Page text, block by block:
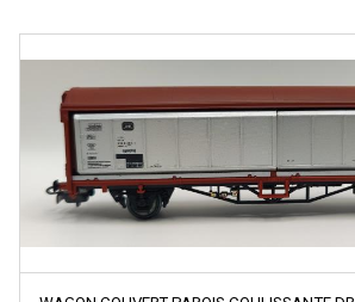
LGB
LILIPUT
LIMA
LIMA ITALIA
LMJ MODELES REDUITS